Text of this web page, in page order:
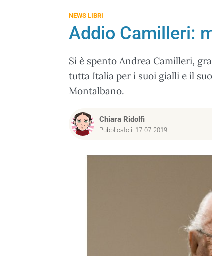
NEWS LIBRI
Addio Camilleri:
Si è spento Andrea Camilleri,
tutta Italia per i suoi gialli e il
Montalbano.
Chiara Ridolfi
Pubblicato il 17-07-2019